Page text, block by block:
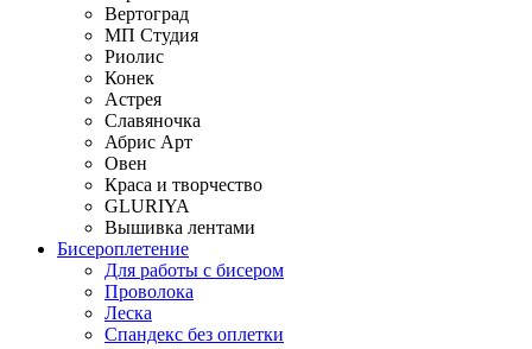
Вертоград
МП Студия
Риолис
Конек
Астрея
Славяночка
Абрис Арт
Овен
Краса и творчество
GLURIYA
Вышивка лентами
Бисероплетение
Для работы с бисером
Проволока
Леска
Спандекс без оплетки